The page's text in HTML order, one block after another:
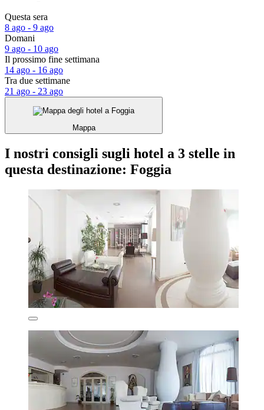
Questa sera
8 ago - 9 ago
Domani
9 ago - 10 ago
Il prossimo fine settimana
14 ago - 16 ago
Tra due settimane
21 ago - 23 ago
Mappa
I nostri consigli sugli hotel a 3 stelle in
questa destinazione: Foggia